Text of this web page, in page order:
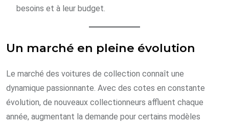
besoins et à leur budget.
Un marché en pleine évolution
Le marché des voitures de collection connaît une
dynamique passionnante. Avec des cotes en constante
évolution, de nouveaux collectionneurs affluent chaque
année, augmentant la demande pour certains modèles